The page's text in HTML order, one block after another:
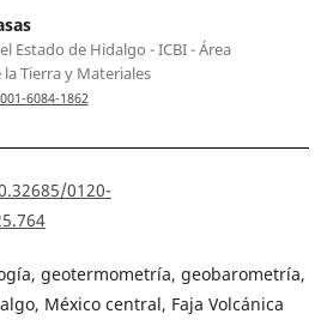
Estado de Hidalgo - ICBI - Área
la Tierra y Materiales
6084-1862
0120-
geotermometría, geobarometría,
México central, Faja Volcánica